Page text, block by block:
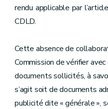
rendu applicable par
CDLD.
Cette absence de
Commission de vérifier
documents sollicités, à
s’agit soit de documents
publicité dite « générale »,